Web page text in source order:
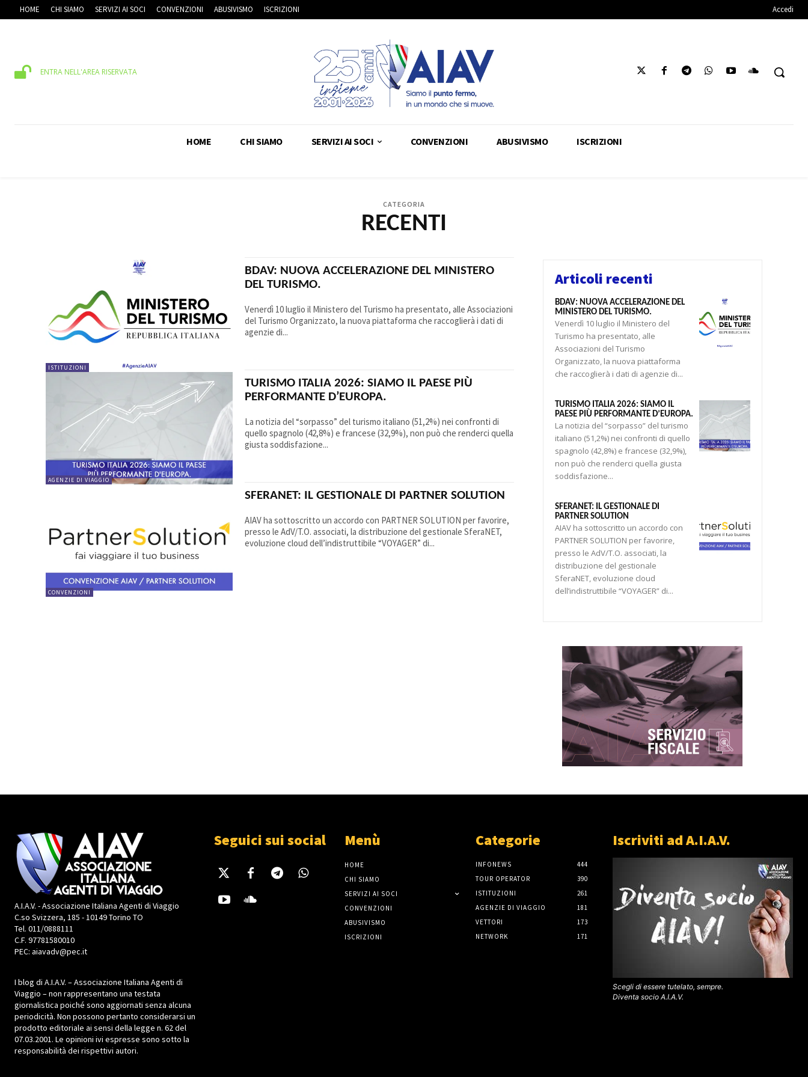
HOME CHI SIAMO SERVIZI AI SOCI CONVENZIONI ABUSIVISMO ISCRIZIONI Accedi
ENTRA NELL'AREA RISERVATA
HOME CHI SIAMO SERVIZI AI SOCI CONVENZIONI ABUSIVISMO ISCRIZIONI
CATEGORIA
RECENTI
ISTITUZIONI
BDAV: NUOVA ACCELERAZIONE DEL MINISTERO
DEL TURISMO.
Venerdì 10 luglio il Ministero del Turismo ha presentato, alle Associazioni
del Turismo Organizzato, la nuova piattaforma che raccoglierà i dati di
agenzie di...
AGENZIE DI VIAGGIO
TURISMO ITALIA 2026: SIAMO IL PAESE PIÙ
PERFORMANTE D’EUROPA.
La notizia del “sorpasso” del turismo italiano (51,2%) nei confronti di
quello spagnolo (42,8%) e francese (32,9%), non può che renderci quella
giusta soddisfazione...
CONVENZIONI
SFERANET: IL GESTIONALE DI PARTNER SOLUTION
AIAV ha sottoscritto un accordo con PARTNER SOLUTION per favorire,
presso le AdV/T.O. associati, la distribuzione del gestionale SferaNET,
evoluzione cloud dell’indistruttibile “VOYAGER” di...
Articoli recenti
BDAV: NUOVA ACCELERAZIONE DEL
MINISTERO DEL TURISMO.
Venerdì 10 luglio il Ministero del
Turismo ha presentato, alle
Associazioni del Turismo
Organizzato, la nuova piattaforma
che raccoglierà i dati di agenzie di...
TURISMO ITALIA 2026: SIAMO IL
PAESE PIÙ PERFORMANTE D’EUROPA.
La notizia del “sorpasso” del turismo
italiano (51,2%) nei confronti di quello
spagnolo (42,8%) e francese (32,9%),
non può che renderci quella giusta
soddisfazione...
SFERANET: IL GESTIONALE DI
PARTNER SOLUTION
AIAV ha sottoscritto un accordo con
PARTNER SOLUTION per favorire,
presso le AdV/T.O. associati, la
distribuzione del gestionale
SferaNET, evoluzione cloud
dell’indistruttibile “VOYAGER” di...
A.I.A.V. - Associazione Italiana Agenti di Viaggio
C.so Svizzera, 185 - 10149 Torino TO
Tel. 011/0888111
C.F. 97781580010
PEC: aiavadv@pec.it
I blog di A.I.A.V. – Associazione Italiana Agenti di
Viaggio – non rappresentano una testata
giornalistica poiché sono aggiornati senza alcuna
periodicità. Non possono pertanto considerarsi un
prodotto editoriale ai sensi della legge n. 62 del
07.03.2001. Le opinioni ivi espresse sono sotto la
responsabilità dei rispettivi autori.
Seguici sui social Menù
HOME
CHI SIAMO
SERVIZI AI SOCI
CONVENZIONI
ABUSIVISMO
ISCRIZIONI
Categorie
INFONEWS
444
TOUR OPERATOR
390
ISTITUZIONI
261
AGENZIE DI VIAGGIO
181
VETTORI
173
NETWORK
171
Iscriviti ad A.I.A.V.
Scegli di essere tutelato, sempre.
Diventa socio A.I.A.V.